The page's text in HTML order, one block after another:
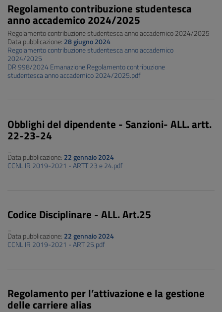
Regolamento contribuzione studentesca
anno accademico 2024/2025
Regolamento contribuzione studentesca anno accademico 2024/2025
Data pubblicazione: 28 giugno 2024
Regolamento contribuzione studentesca anno accademico
2024/2025
DR 998/2024 Emanazione Regolamento contribuzione
studentesca anno accademico 2024/2025.pdf
Obblighi del dipendente - Sanzioni- ALL. artt.
22-23-24
Data pubblicazione: 22 gennaio 2024
CCNL IR 2019-2021 - ARTT 23 e 24.pdf
Codice Disciplinare - ALL. Art.25
Data pubblicazione: 22 gennaio 2024
CCNL IR 2019-2021 - ART 25.pdf
Regolamento per l’attivazione e la gestione
delle carriere alias